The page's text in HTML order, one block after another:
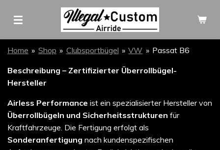
Hauptinhalt
Home » Shop » Clubsportbügel » VW » Passat B6
Beschreibung – Zertifizierter Überrollbügel-
Hersteller
Airless Performance ist ein spezialisierter Hersteller von
Überrollbügeln und Sicherheitsstrukturen für
Kraftfahrzeuge. Die Fertigung erfolgt als
Sonderanfertigung nach kundenspezifischen